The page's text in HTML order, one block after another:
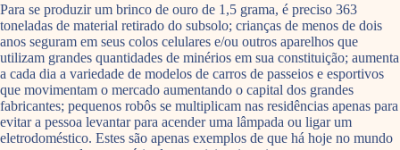
Para se produzir um brinco de ouro de 1,5 grama, é preciso 363
toneladas de material retirado do subsolo; crianças de menos de dois
anos seguram em seus colos celulares e/ou outros aparelhos que
utilizam grandes quantidades de minérios em sua constituição; aumenta
a cada dia a variedade de modelos de carros de passeios e esportivos
que movimentam o mercado aumentando o capital dos grandes
fabricantes; pequenos robôs se multiplicam nas residências apenas para
evitar a pessoa levantar para acender uma lâmpada ou ligar um
eletrodoméstico. Estes são apenas exemplos de que há hoje no mundo